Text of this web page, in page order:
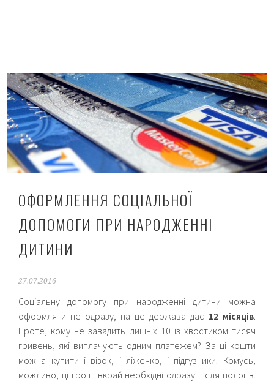
ОФОРМЛЕННЯ СОЦІАЛЬНОЇ
ДОПОМОГИ ПРИ НАРОДЖЕННІ
ДИТИНИ
27.07.2016
Соціальну допомогу при народженні дитини можна
оформляти не одразу, на це держава дає 12 місяців.
Проте, кому не завадить лишніх 10 із хвостиком тисяч
гривень, які виплачують одним платежем? За ці кошти
можна купити і візок, і ліжечко, і підгузники. Комусь,
можливо, ці гроші вкрай необхідні одразу після пологів.